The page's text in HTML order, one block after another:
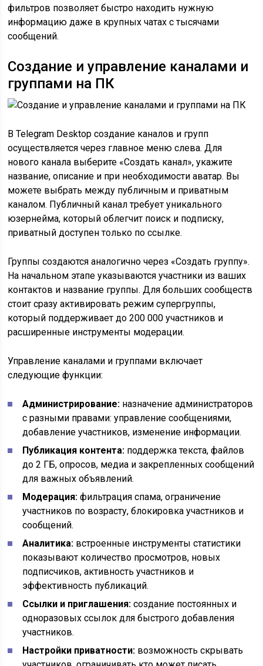
фильтров позволяет быстро находить нужную
информацию даже в крупных чатах с тысячами
сообщений.
Создание и управление каналами и
группами на ПК
В Telegram Desktop создание каналов и групп
осуществляется через главное меню слева. Для
нового канала выберите «Создать канал», укажите
название, описание и при необходимости аватар. Вы
можете выбрать между публичным и приватным
каналом. Публичный канал требует уникального
юзернейма, который облегчит поиск и подписку,
приватный доступен только по ссылке.
Группы создаются аналогично через «Создать группу».
На начальном этапе указываются участники из ваших
контактов и название группы. Для больших сообществ
стоит сразу активировать режим супергруппы,
который поддерживает до 200 000 участников и
расширенные инструменты модерации.
Управление каналами и группами включает
следующие функции:
Администрирование: назначение администраторов
с разными правами: управление сообщениями,
добавление участников, изменение информации.
Публикация контента: поддержка текста, файлов
до 2 ГБ, опросов, медиа и закрепленных сообщений
для важных объявлений.
Модерация: фильтрация спама, ограничение
участников по возрасту, блокировка участников и
сообщений.
Аналитика: встроенные инструменты статистики
показывают количество просмотров, новых
подписчиков, активность участников и
эффективность публикаций.
Ссылки и приглашения: создание постоянных и
одноразовых ссылок для быстрого добавления
участников.
Настройки приватности: возможность скрывать